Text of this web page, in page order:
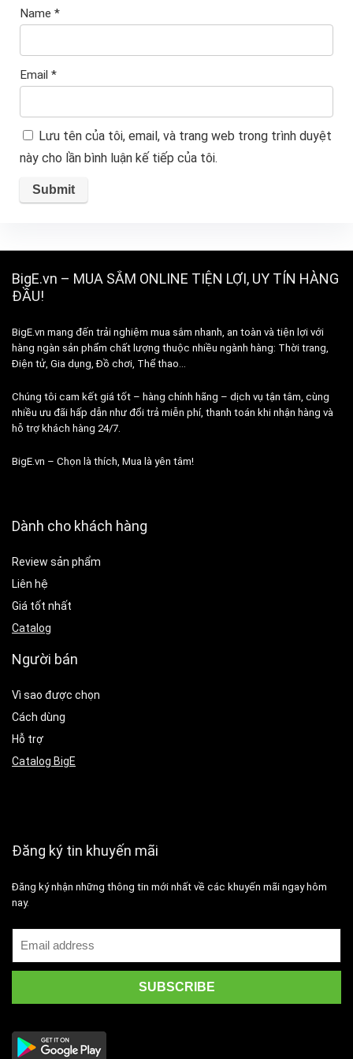
Name *
Email *
Lưu tên của tôi, email, và trang web trong trình duyệt
này cho lần bình luận kế tiếp của tôi.
BigE.vn – MUA SẮM ONLINE TIỆN LỢI, UY TÍN HÀNG
ĐẦU!
BigE.vn mang đến trải nghiệm mua sắm nhanh, an toàn và tiện lợi với
hàng ngàn sản phẩm chất lượng thuộc nhiều ngành hàng: Thời trang,
Điện tử, Gia dụng, Đồ chơi, Thể thao…
Chúng tôi cam kết giá tốt – hàng chính hãng – dịch vụ tận tâm, cùng
nhiều ưu đãi hấp dẫn như đổi trả miễn phí, thanh toán khi nhận hàng và
hỗ trợ khách hàng 24/7.
BigE.vn – Chọn là thích, Mua là yên tâm!
Dành cho khách hàng
Review sản phẩm
Liên hệ
Giá tốt nhất
Catalog
Người bán
Vì sao được chọn
Cách dùng
Hỗ trợ
Catalog BigE
Đăng ký tin khuyến mãi
Đăng ký nhận những thông tin mới nhất về các khuyến mãi ngay hôm
nay.